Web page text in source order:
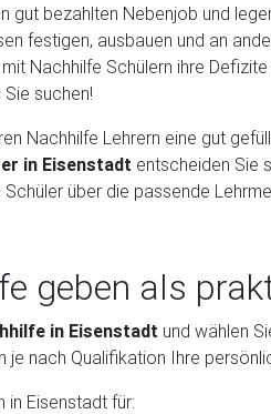
gut bezahlten Nebenjob und
festigen, ausbauen und an
Nachhilfe Schülern ihre
suchen!
Nachhilfe Lehrern eine gut
in Eisenstadt entscheiden Sie
über die passende
geben als
in Eisenstadt und wählen
je nach Qualifikation Ihre
in Eisenstadt für: